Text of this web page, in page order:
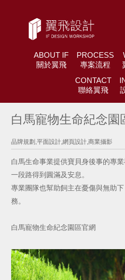
ABOUT IF
關於翼飛
PROCESS
專案流程
CONTACT
聯絡翼飛
白馬寵物生命紀念園
品牌規劃,平面設計,網頁設計,商業攝影
白馬生命事業提供寶貝身後事的專
一段路得到圓滿及安息。
專業團隊也幫助飼主在憂傷與無助
務。
白馬寵物生命紀念園區官網